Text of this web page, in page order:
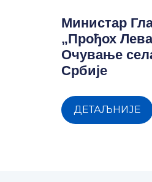
Министар
„Прођох
Очување
Србије
ДЕТАЉНИЈЕ